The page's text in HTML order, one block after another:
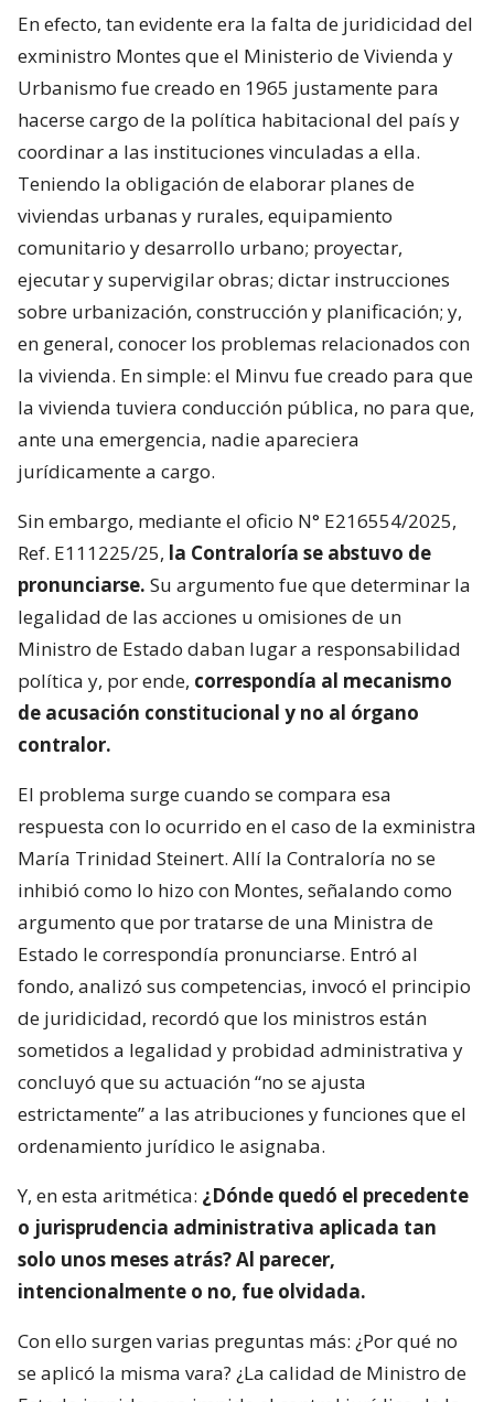
En efecto, tan evidente era la falta de juridicidad del
exministro Montes que el Ministerio de Vivienda y
Urbanismo fue creado en 1965 justamente para
hacerse cargo de la política habitacional del país y
coordinar a las instituciones vinculadas a ella.
Teniendo la obligación de elaborar planes de
viviendas urbanas y rurales, equipamiento
comunitario y desarrollo urbano; proyectar,
ejecutar y supervigilar obras; dictar instrucciones
sobre urbanización, construcción y planificación; y,
en general, conocer los problemas relacionados con
la vivienda. En simple: el Minvu fue creado para que
la vivienda tuviera conducción pública, no para que,
ante una emergencia, nadie apareciera
jurídicamente a cargo.
Sin embargo, mediante el oficio N° E216554/2025,
Ref. E111225/25, la Contraloría se abstuvo de
pronunciarse. Su argumento fue que determinar la
legalidad de las acciones u omisiones de un
Ministro de Estado daban lugar a responsabilidad
política y, por ende, correspondía al mecanismo
de acusación constitucional y no al órgano
contralor.
El problema surge cuando se compara esa
respuesta con lo ocurrido en el caso de la exministra
María Trinidad Steinert. Allí la Contraloría no se
inhibió como lo hizo con Montes, señalando como
argumento que por tratarse de una Ministra de
Estado le correspondía pronunciarse. Entró al
fondo, analizó sus competencias, invocó el principio
de juridicidad, recordó que los ministros están
sometidos a legalidad y probidad administrativa y
concluyó que su actuación “no se ajusta
estrictamente” a las atribuciones y funciones que el
ordenamiento jurídico le asignaba.
Y, en esta aritmética: ¿Dónde quedó el precedente
o jurisprudencia administrativa aplicada tan
solo unos meses atrás? Al parecer,
intencionalmente o no, fue olvidada.
Con ello surgen varias preguntas más: ¿Por qué no
se aplicó la misma vara? ¿La calidad de Ministro de